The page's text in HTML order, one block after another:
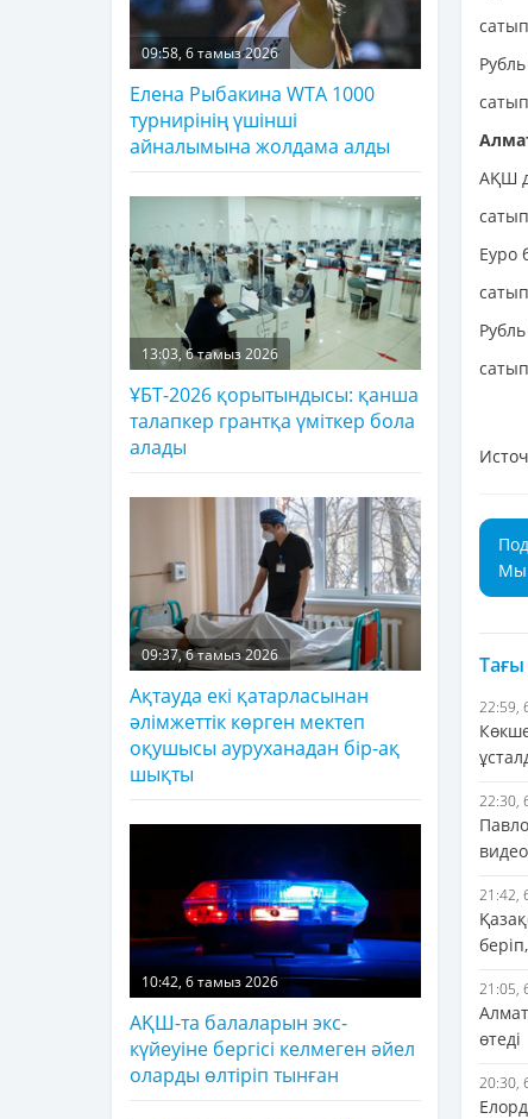
АҚШ
Еуро
Мы
22:59,
22:30,
21:42,
21:05,
өтеді
20:30,
09:58, 6 тамыз 2026
Елена Рыбакина WTA 1000
турнирінің үшінші
айналымына жолдама алды
13:03, 6 тамыз 2026
ҰБТ-2026 қорытындысы: қанша
талапкер грантқа үміткер бола
алады
09:37, 6 тамыз 2026
Ақтауда екі қатарласынан
әлімжеттік көрген мектеп
оқушысы ауруханадан бір-ақ
шықты
10:42, 6 тамыз 2026
АҚШ-та балаларын экс-
күйеуіне бергісі келмеген әйел
оларды өлтіріп тынған